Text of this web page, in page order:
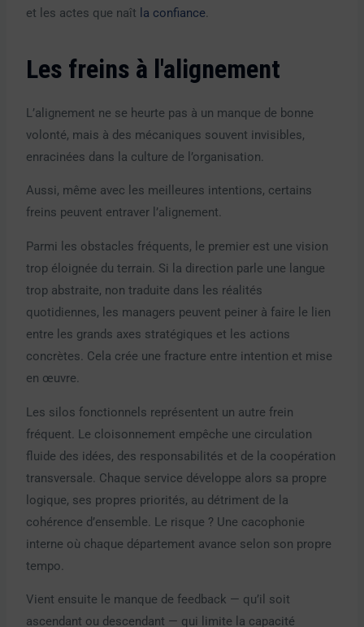
et les actes que naît la confiance.
Les freins à l'alignement
L’alignement ne se heurte pas à un manque de bonne
volonté, mais à des mécaniques souvent invisibles,
enracinées dans la culture de l’organisation.
Aussi, même avec les meilleures intentions, certains
freins peuvent entraver l’alignement.
Parmi les obstacles fréquents, le premier est une vision
trop éloignée du terrain. Si la direction parle une langue
trop abstraite, non traduite dans les réalités
quotidiennes, les managers peuvent peiner à faire le lien
entre les grands axes stratégiques et les actions
concrètes. Cela crée une fracture entre intention et mise
en œuvre.
Les silos fonctionnels représentent un autre frein
fréquent. Le cloisonnement empêche une circulation
fluide des idées, des responsabilités et de la coopération
transversale. Chaque service développe alors sa propre
logique, ses propres priorités, au détriment de la
cohérence d’ensemble. Le risque ? Une cacophonie
interne où chaque département avance selon son propre
tempo.
Vient ensuite e manque de feedback — qu’il soit
ascendant ou descendant — qui limite la capacité